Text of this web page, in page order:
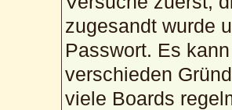
zugesandt wurde
Passwort. Es
verschieden
viele Boards